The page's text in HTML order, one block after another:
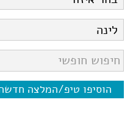
הוסיפו טיפ/המלצה